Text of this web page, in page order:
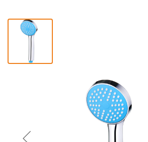
График платежей
Сегодня
25%
Добавляйте товары